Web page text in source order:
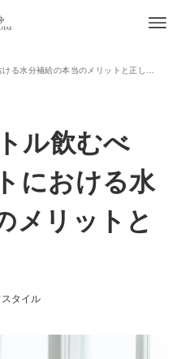
水は1日2リットル飲むべき？ダイエットにおける水分補給の本当のメリットと正しい飲み方
ル飲むべ
における水
メリットと
タイル